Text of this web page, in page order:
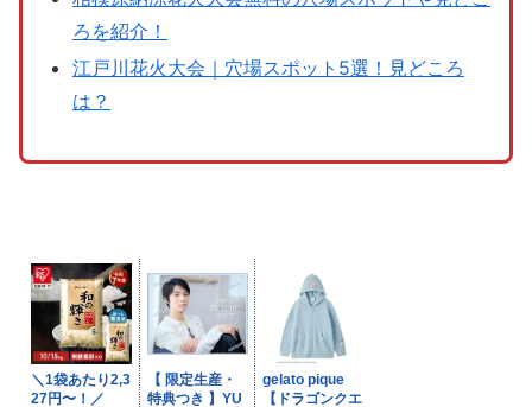
ろを紹介！
江戸川花火大会｜穴場スポット5選！見どころ
は？